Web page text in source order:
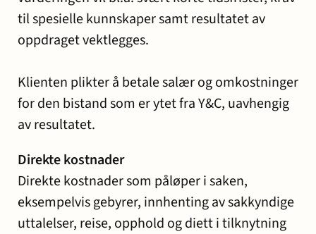
til spesielle kunnskaper samt resultatet av
oppdraget vektlegges.
Klienten plikter å betale salær og omkostninger
for den bistand som er ytet fra Y&C, uavhengig
av resultatet.
Direkte kostnader
Direkte kostnader som påløper i saken,
eksempelvis gebyrer, innhenting av sakkyndige
uttalelser, reise, opphold og diett i tilknytning